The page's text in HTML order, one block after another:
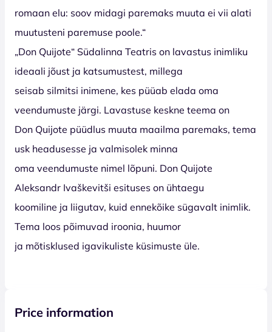
romaan elu: soov midagi paremaks muuta ei vii alati
muutusteni paremuse poole.“
„Don Quijote“ Südalinna Teatris on lavastus inimliku
ideaali jõust ja katsumustest, millega
seisab silmitsi inimene, kes püüab elada oma
veendumuste järgi. Lavastuse keskne teema on
Don Quijote püüdlus muuta maailma paremaks, tema
usk headusesse ja valmisolek minna
oma veendumuste nimel lõpuni. Don Quijote
Aleksandr Ivaškevitši esituses on ühtaegu
koomiline ja liigutav, kuid ennekõike sügavalt inimlik.
Tema loos põimuvad iroonia, huumor
ja mõtisklused igavikuliste küsimuste üle.
Price information